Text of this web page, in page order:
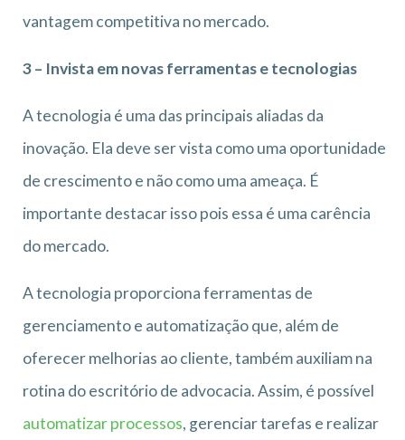
vantagem competitiva no mercado.
3 – Invista em novas ferramentas e tecnologias
A tecnologia é uma das principais aliadas da
inovação. Ela deve ser vista como uma oportunidade
de crescimento e não como uma ameaça. É
importante destacar isso pois essa é uma carência
do mercado.
A tecnologia proporciona ferramentas de
gerenciamento e automatização que, além de
oferecer melhorias ao cliente, também auxiliam na
rotina do escritório de advocacia. Assim, é possível
automatizar processos, gerenciar tarefas e realizar